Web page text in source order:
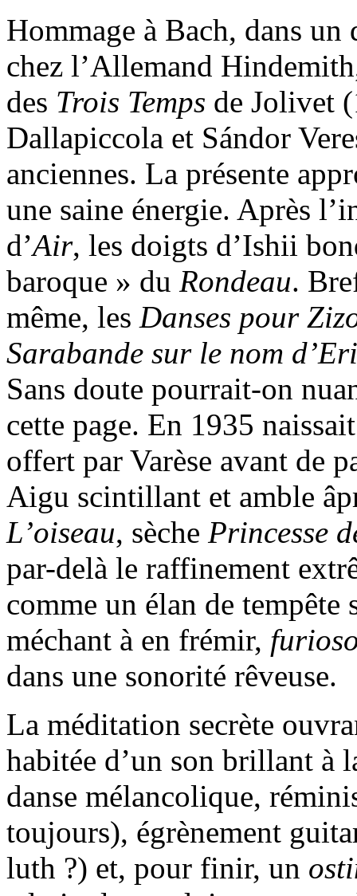
Hommage à Bach, dans
chez l’Allemand
des Trois Temps de Jolivet
Dallapiccola et Sándor
anciennes. La présente
une saine énergie. Après
d’Air, les doigts d’Ishii
baroque » du Rondeau.
même, les Danses pour
Sarabande sur le nom
Sans doute pourrait-on
cette page. En 1935
offert par Varèse avant de
Aigu scintillant et amble
L’oiseau, sèche Princesse
par-delà le raffinement
comme un élan de
méchant à en frémir,
dans une sonorité rêveuse.
La méditation secrète
habitée d’un son brillant à
danse mélancolique,
toujours), égrènement
luth ?) et, pour finir, un